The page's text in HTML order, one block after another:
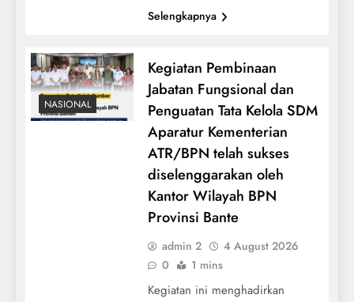
Selengkapnya
NASIONAL
Kegiatan Pembinaan
Jabatan Fungsional dan
Penguatan Tata Kelola SDM
Aparatur Kementerian
ATR/BPN telah sukses
diselenggarakan oleh
Kantor Wilayah BPN
Provinsi Bante
admin 2
4 August 2026
0
1 mins
Kegiatan ini menghadirkan